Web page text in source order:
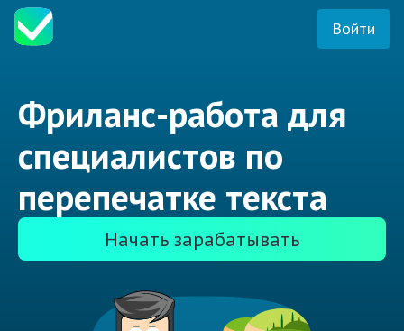
Войти
Фриланс-работа для
специалистов по
перепечатке текста
Начать зарабатывать